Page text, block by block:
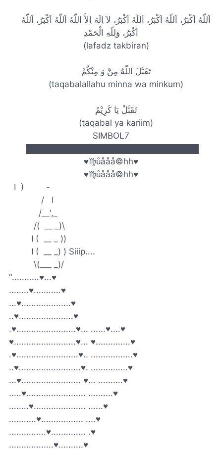
اَكْبَرُ، وَلِلّهِ الْحَمْدِ
(lafadz takbiran)
تَقَبَّلَ اللّهُ مِنَّ وَ مِنْكُمْ
(taqabalallahu minna wa minkum)
تَقَبَّلْ يَا كَرِيْمُ
(taqabal ya kariim)
SIMBOL7
♥♍ůååå©hh♥
♥♍ůååå©hh♥
I ) -
/ I
/__',_
/( __ _)\
I ( __ _ ))
I ( __ _) ) Siiip....
\(___ _)/
"...........♥...♥
........♥...........♥
...♥....................♥
..♥......................♥
.♥........................♥... ......♥....♥
♥.........................♥... ♥..............♥
.♥.........................♥.. .................♥
..♥.........................♥. ...............♥
...♥........................ ♥... ..........♥
.....♥........................ ..........♥
........♥..................... ......♥
...........♥................. ....♥
...............♥.............. .♥
..................♥..........♥